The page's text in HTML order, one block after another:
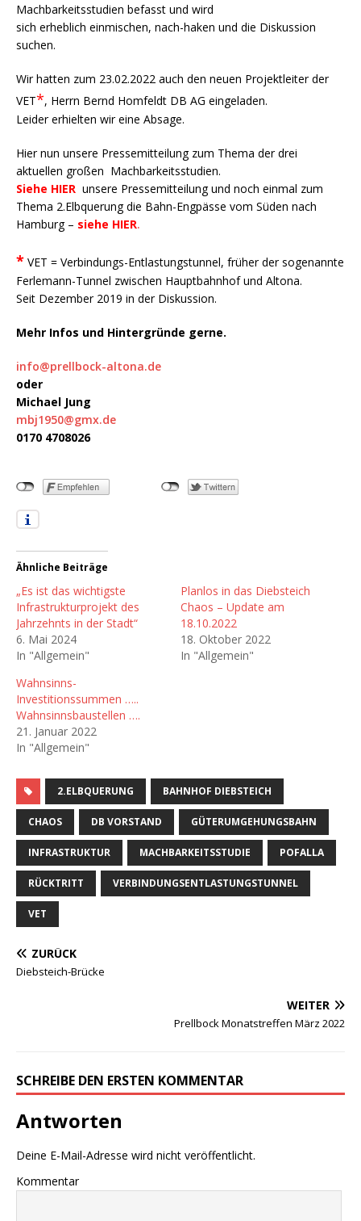
Machbarkeitsstudien befasst und wird
sich erheblich einmischen, nach-haken und die Diskussion
suchen.
Wir hatten zum 23.02.2022 auch den neuen Projektleiter der
VET*, Herrn Bernd Homfeldt DB AG eingeladen.
Leider erhielten wir eine Absage.
Hier nun unsere Pressemitteilung zum Thema der drei
aktuellen großen Machbarkeitsstudien.
Siehe HIER unsere Pressemitteilung und noch einmal zum
Thema 2.Elbquerung die Bahn-Engpässe vom Süden nach
Hamburg – siehe HIER.
* VET = Verbindungs-Entlastungstunnel, früher der sogenannte
Ferlemann-Tunnel zwischen Hauptbahnhof und Altona.
Seit Dezember 2019 in der Diskussion.
Mehr Infos und Hintergründe gerne.
info@prellbock-altona.de
oder
Michael Jung
mbj1950@gmx.de
0170 4708026
Ähnliche Beiträge
„Es ist das wichtigste
Infrastrukturprojekt des
Jahrzehnts in der Stadt“
6. Mai 2024
In "Allgemein"
Planlos in das Diebsteich
Chaos – Update am
18.10.2022
18. Oktober 2022
In "Allgemein"
Wahnsinns-
Investitionssummen …..
Wahnsinnsbaustellen ….
21. Januar 2022
In "Allgemein"
2.ELBQUERUNG BAHNHOF DIEBSTEICH
CHAOS DB VORSTAND GÜTERUMGEHUNGSBAHN
INFRASTRUKTUR MACHBARKEITSSTUDIE POFALLA
RÜCKTRITT VERBINDUNGSENTLASTUNGSTUNNEL
VET
ZURÜCK
Diebsteich-Brücke
WEITER
Prellbock Monatstreffen März 2022
SCHREIBE DEN ERSTEN KOMMENTAR
Antworten
Deine E-Mail-Adresse wird nicht veröffentlicht.
Kommentar